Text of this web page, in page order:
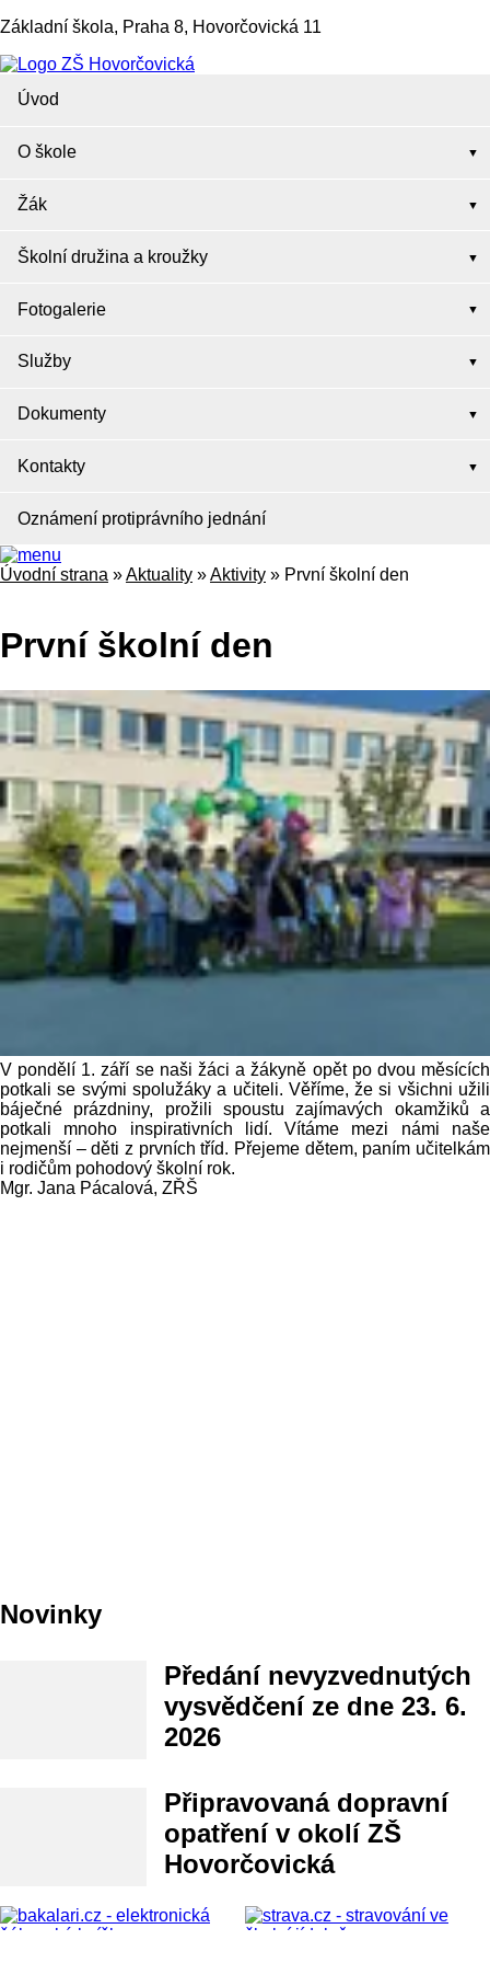
Základní škola, Praha 8, Hovorčovická 11
Úvod
O škole
Žák
Školní družina a kroužky
Fotogalerie
Služby
Dokumenty
Kontakty
Oznámení protiprávního jednání
Úvodní strana »Aktuality »Aktivity » První školní den
První školní den
V pondělí 1. září se naši žáci a žákyně opět po dvou měsících
potkali se svými spolužáky a učiteli. Věříme, že si všichni užili
báječné prázdniny, prožili spoustu zajímavých okamžiků a
potkali mnoho inspirativních lidí. Vítáme mezi námi naše
nejmenší – děti z prvních tříd. Přejeme dětem, paním učitelkám
i rodičům pohodový školní rok.
Mgr. Jana Pácalová, ZŘŠ
Novinky
Předání nevyzvednutých
vysvědčení ze dne 23. 6.
2026
Připravovaná dopravní
opatření v okolí ZŠ
Hovorčovická